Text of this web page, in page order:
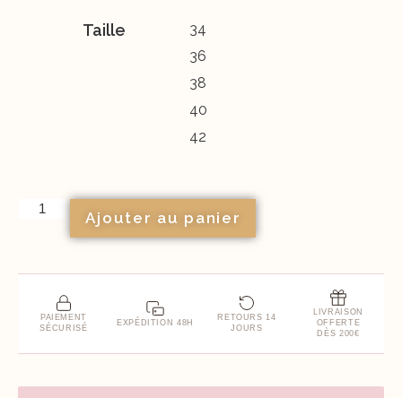
Taille
34
36
38
40
42
Ajouter au panier
PAIEMENT
SÉCURISÉ
EXPÉDITION 48H
RETOURS 14
JOURS
LIVRAISON
OFFERTE
DÈS 200€